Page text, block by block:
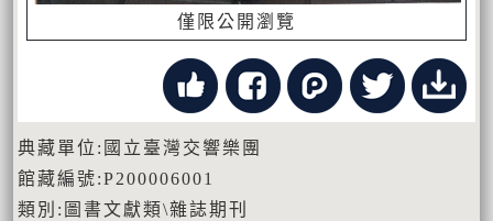
僅限公開瀏覽
典藏單位:國立臺灣交響樂團
館藏編號:P200006001
類別:圖書文獻類\雜誌期刊